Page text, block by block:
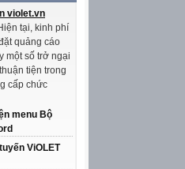
violet.vn
tại, kinh phí
quảng cáo
một số trở ngại
tiện trong
cấp chức
menu Bộ
ViOLET